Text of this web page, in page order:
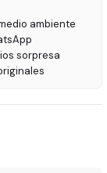
ambiente
sorpresa